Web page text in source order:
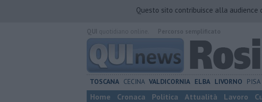
Questo sito contribuisce alla audience
TOSCANA CECINA VALDICORNIA ELBA LIVORNO PISA
Home Cronaca Politica Attualità Lavoro